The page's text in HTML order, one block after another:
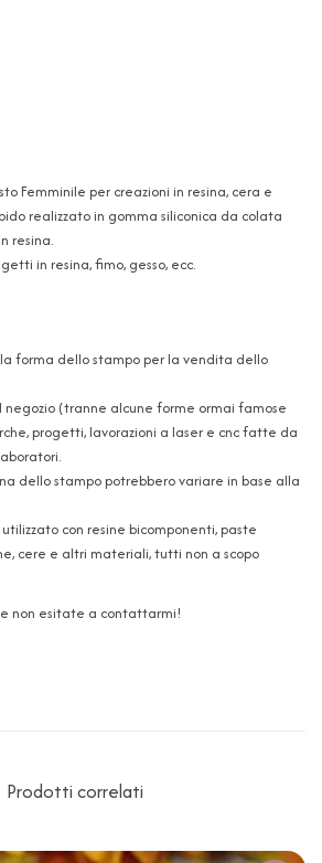
Femminile per creazioni in resina, cera e
realizzato in gomma siliconica da colata
resina.
in resina, fimo, gesso, ecc.
forma dello stampo per la vendita dello
(tranne alcune forme ormai famose
progetti, lavorazioni a laser e cnc fatte da
dello stampo potrebbero variare in base alla
con resine bicomponenti, paste
cere e altri materiali, tutti non a scopo
non esitate a contattarmi!
Prodotti correlati